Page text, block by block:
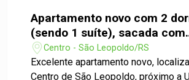
Apartamento novo com 2
(sendo 1 suíte), sacada com
churrasqueira e garagem no
São Leopoldo
Centro - São Leopoldo/RS
Excelente apartamento novo,
Centro de São Leopoldo, próximo a